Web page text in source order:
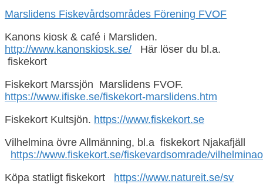
Marslidens Fiskevårdsområdes Förening FVOF
Kanons kiosk & café i Marsliden.
http://www.kanonskiosk.se/ Här löser du bl.a.
fiskekort
Fiskekort Marssjön Marslidens FVOF.
https://www.ifiske.se/fiskekort-marslidens.htm
Fiskekort Kultsjön. https://www.fiskekort.se
Vilhelmina övre Allmänning, bl.a fiskekort Njakafjäll
https://www.fiskekort.se/fiskevardsomrade/
Köpa statligt fiskekort https://www.natureit.se/sv